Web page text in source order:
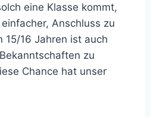
eine Klasse kommt,
Anschluss zu
15/16 Jahren ist auch
zu
Chance hat unser